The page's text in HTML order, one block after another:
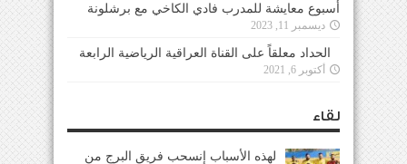
أسبوع معايشة للمدرب فادي الكاخي مع برشلونة
ديسمبر 11, 2023
الحداد معلقاً على القناة العراقية الرياضية الرابعة
أكتوبر 6, 2021
لقاء
لهذه الأسباب إنسحب فريق البرج من